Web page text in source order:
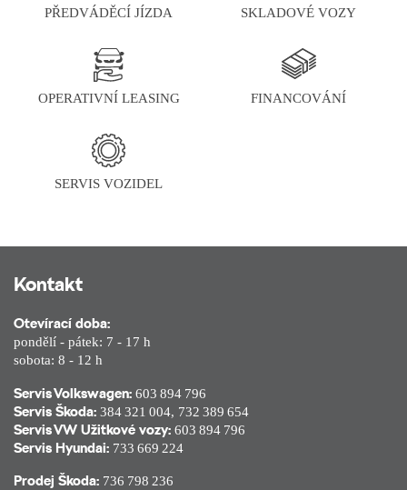
PŘEDVÁDĚCÍ JÍZDA SKLADOVÉ VOZY
OPERATIVNÍ LEASING FINANCOVÁNÍ
SERVIS VOZIDEL
Kontakt
Otevírací doba:
pondělí - pátek: 7 - 17 h
sobota: 8 - 12 h
Servis Volkswagen: 603 894 796
Servis Škoda: 384 321 004, 732 389 654
Servis VW Užitkové vozy: 603 894 796
Servis Hyundai: 733 669 224
Prodej Škoda: 736 798 236